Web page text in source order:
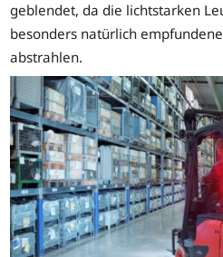
geblendet, da die lichtstarken
besonders natürlich
abstrahlen.